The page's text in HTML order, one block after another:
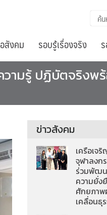
ค้นหา
สังคม รอบรู้เรื่องจริง
มรู้ ปฏิบัตจริงพ
ข่าวสังคม
เครือเจ
จุฬาลงก
ร่วมพัฒ
ความยั่ง
ศักยภาพ
เคลื่อนธุ